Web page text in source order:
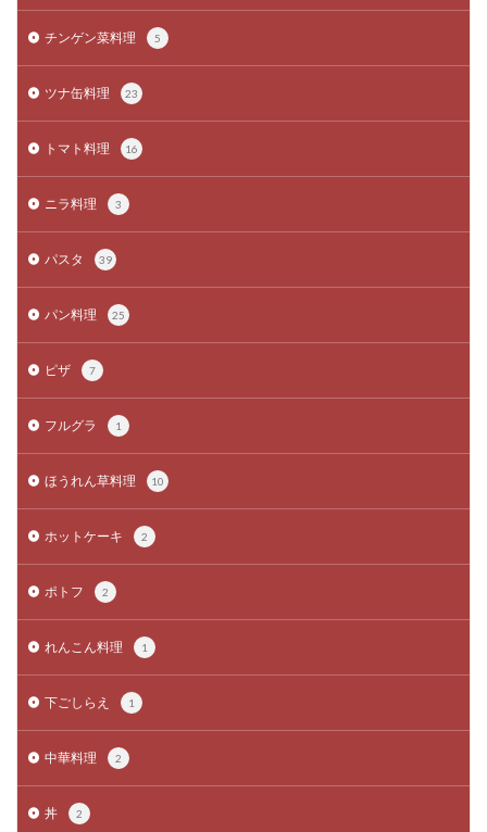
チンゲン菜料理 5
ツナ缶料理 23
トマト料理 16
ニラ料理 3
パスタ 39
パン料理 25
ピザ 7
フルグラ 1
ほうれん草料理 10
ホットケーキ 2
ポトフ 2
れんこん料理 1
下ごしらえ 1
中華料理 2
丼 2